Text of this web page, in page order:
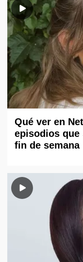
Qué ver en
episodios que
fin de semana